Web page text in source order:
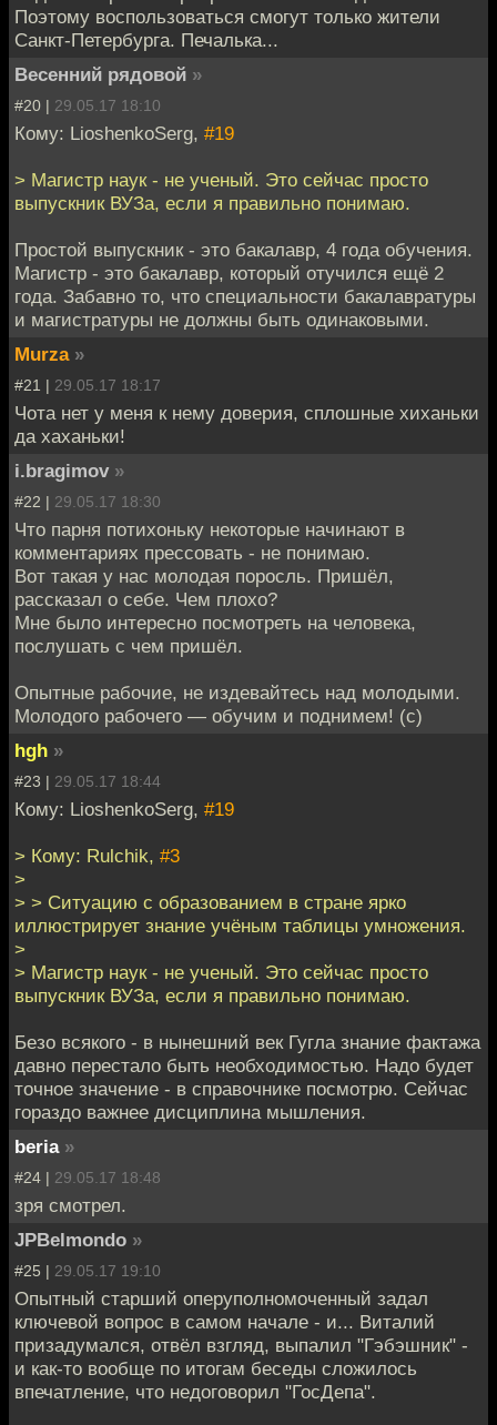
Поэтому воспользоваться смогут только жители
Санкт-Петербурга. Печалька...
Весенний рядовой »
#20 | 29.05.17 18:10
Кому: LioshenkoSerg, #19
> Магистр наук - не ученый. Это сейчас просто
выпускник ВУЗа, если я правильно понимаю.
Простой выпускник - это бакалавр, 4 года обучения.
Магистр - это бакалавр, который отучился ещё 2
года. Забавно то, что специальности бакалавратуры
и магистратуры не должны быть одинаковыми.
Murza »
#21 | 29.05.17 18:17
Чота нет у меня к нему доверия, сплошные хиханьки
да хаханьки!
i.bragimov »
#22 | 29.05.17 18:30
Что парня потихоньку некоторые начинают в
комментариях прессовать - не понимаю.
Вот такая у нас молодая поросль. Пришёл,
рассказал о себе. Чем плохо?
Мне было интересно посмотреть на человека,
послушать с чем пришёл.
Опытные рабочие, не издевайтесь над молодыми.
Молодого рабочего — обучим и поднимем! (с)
hgh »
#23 | 29.05.17 18:44
Кому: LioshenkoSerg, #19
> Кому: Rulchik, #3
>
> > Ситуацию с образованием в стране ярко
иллюстрирует знание учёным таблицы умножения.
>
> Магистр наук - не ученый. Это сейчас просто
выпускник ВУЗа, если я правильно понимаю.
Безо всякого - в нынешний век Гугла знание фактажа
давно перестало быть необходимостью. Надо будет
точное значение - в справочнике посмотрю. Сейчас
гораздо важнее дисциплина мышления.
beria »
#24 | 29.05.17 18:48
зря смотрел.
JPBelmondo »
#25 | 29.05.17 19:10
Опытный старший оперуполномоченный задал
ключевой вопрос в самом начале - и... Виталий
призадумался, отвёл взгляд, выпалил "Гэбэшник" -
и как-то вообще по итогам беседы сложилось
впечатление, что недоговорил "ГосДепа".